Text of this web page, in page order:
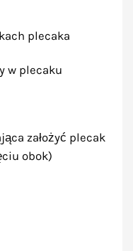
plecaka
w plecaku
założyć plecak
obok)